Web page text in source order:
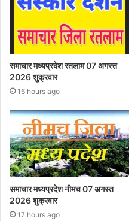
समाचार मध्यप्रदेश रतलाम 07 अगस्त
2026 शुक्रवार
16 hours ago
समाचार मध्यप्रदेश नीमच 07 अगस्त
2026 शुक्रवार
17 hours ago